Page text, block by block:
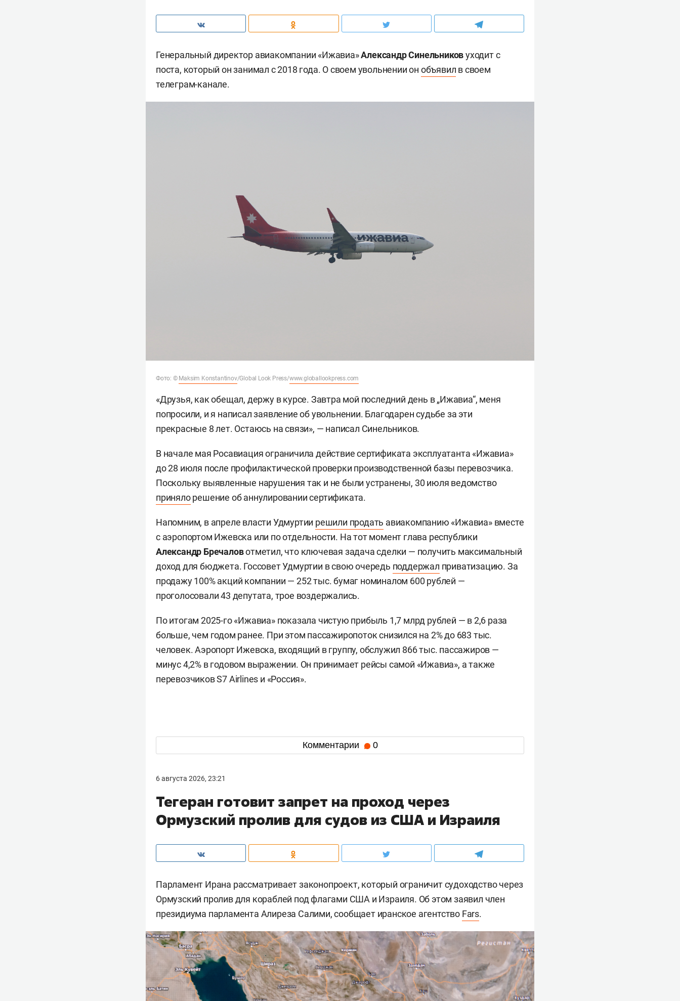
Генеральный директор авиакомпании «Ижавиа»Александр Синельниковуходит с
поста, который он занимал с 2018 года. О своем увольнении он объявил в своем
телеграм-канале.
Фото: © Maksim Konstantinov/Global Look Press/www.globallookpress.com
«Друзья, как обещал, держу в курсе. Завтра мой последний день в „Ижавиа“, меня
попросили, и я написал заявление об увольнении. Благодарен судьбе за эти
прекрасные 8 лет. Остаюсь на связи», — написал Синельников.
В начале мая Росавиация ограничила действие сертификата эксплуатанта «Ижавиа»
до 28 июля после профилактической проверки производственной базы перевозчика.
Поскольку выявленные нарушения так и не были устранены, 30 июля ведомство
принялорешение об аннулировании сертификата.
Напомним, в апреле власти Удмуртии решили продать авиакомпанию «Ижавиа» вместе
с аэропортом Ижевска или по отдельности. На тот момент глава республики
Александр Бречаловотметил, что ключевая задача сделки — получить максимальный
доход для бюджета. Госсовет Удмуртии в свою очередь поддержал приватизацию. За
продажу 100% акций компании — 252 тыс. бумаг номиналом 600 рублей —
проголосовали 43 депутата, трое воздержались.
По итогам 2025-го «Ижавиа» показала чистую прибыль 1,7 млрд рублей — в 2,6 раза
больше, чем годом ранее. При этом пассажиропоток снизился на 2% до 683 тыс.
человек. Аэропорт Ижевска, входящий в группу, обслужил 866 тыс. пассажиров —
минус 4,2% в годовом выражении. Он принимает рейсы самой «Ижавиа», а также
перевозчиков S7 Airlines и «Россия».
Комментарии 0
6 августа 2026, 23:21
Тегеран готовит запрет на проход через
Ормузский пролив для судов из США и Израиля
Парламент Ирана рассматривает законопроект, который ограничит судоходство через
Ормузский пролив для кораблей под флагами США и Израиля. Об этом заявил член
президиума парламента Алиреза Салими, сообщает иранское агентство Fars.